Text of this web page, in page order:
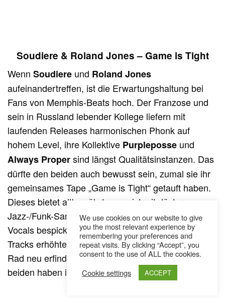
Soudiere & Roland Jones – Game is Tight
WennSoudiere und Roland Jones
aufeinandertreffen, ist die Erwartungshaltung bei
Fans von Memphis-Beats hoch. Der Franzose und
sein in Russland lebender Kollege liefern mit
laufenden Releases harmonischen Phonk auf
hohem Level, ihre Kollektive Purpleposse und
Always Propersind längst Qualitätsinstanzen. Das
dürfte den beiden auch bewusst sein, zumal sie ihr
gemeinsames Tape „Game is Tight“ getauft haben.
Dieses bietet altbewährten, meist mit düsteren
Jazz-/Funk-Samples und Chopped-and-Screwed-
Vocals bespickten Sound, wobei einige der neun
Tracks erhöhtes Banger-Potenzial aufweisen. Das
Rad neu erfinden? Nein, nicht nötig, denn die
beiden haben ihre Nische zweifellos gefunden.
We use cookies on our website to give
you the most relevant experience by
remembering your preferences and
repeat visits. By clicking “Accept”, you
consent to the use of ALL the cookies.
Cookie settings
ACCEPT